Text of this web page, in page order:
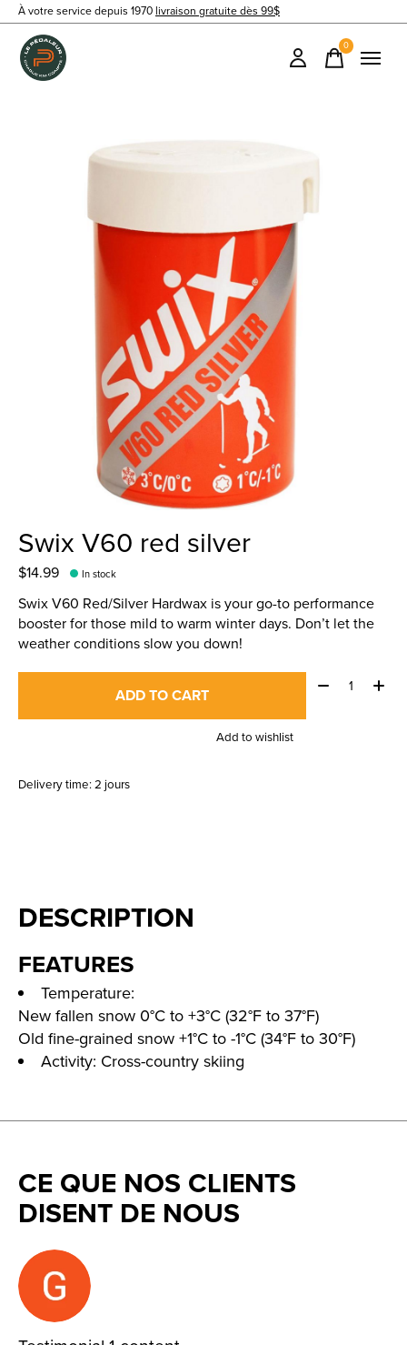
À votre service depuis 1970 livraison gratuite dès 99$
0items
Slideshow Items
Swix V60 red silver
$14.99 In stock
Swix V60 Red/Silver Hardwax is your go-to performance
booster for those mild to warm winter days. Don’t let the
weather conditions slow you down!
ADD TO CART
Quantity:
Add to wishlist
Delivery time: 2 jours
DESCRIPTION
FEATURES
Temperature:
New fallen snow 0°C to +3°C (32°F to 37°F)
Old fine-grained snow +1°C to -1°C (34°F to 30°F)
Activity: Cross-country skiing
CE QUE NOS CLIENTS
DISENT DE NOUS
Testimonial items